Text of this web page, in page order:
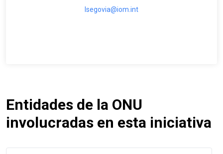
lsegovia@iom.int
Entidades de la ONU
involucradas en esta iniciativa